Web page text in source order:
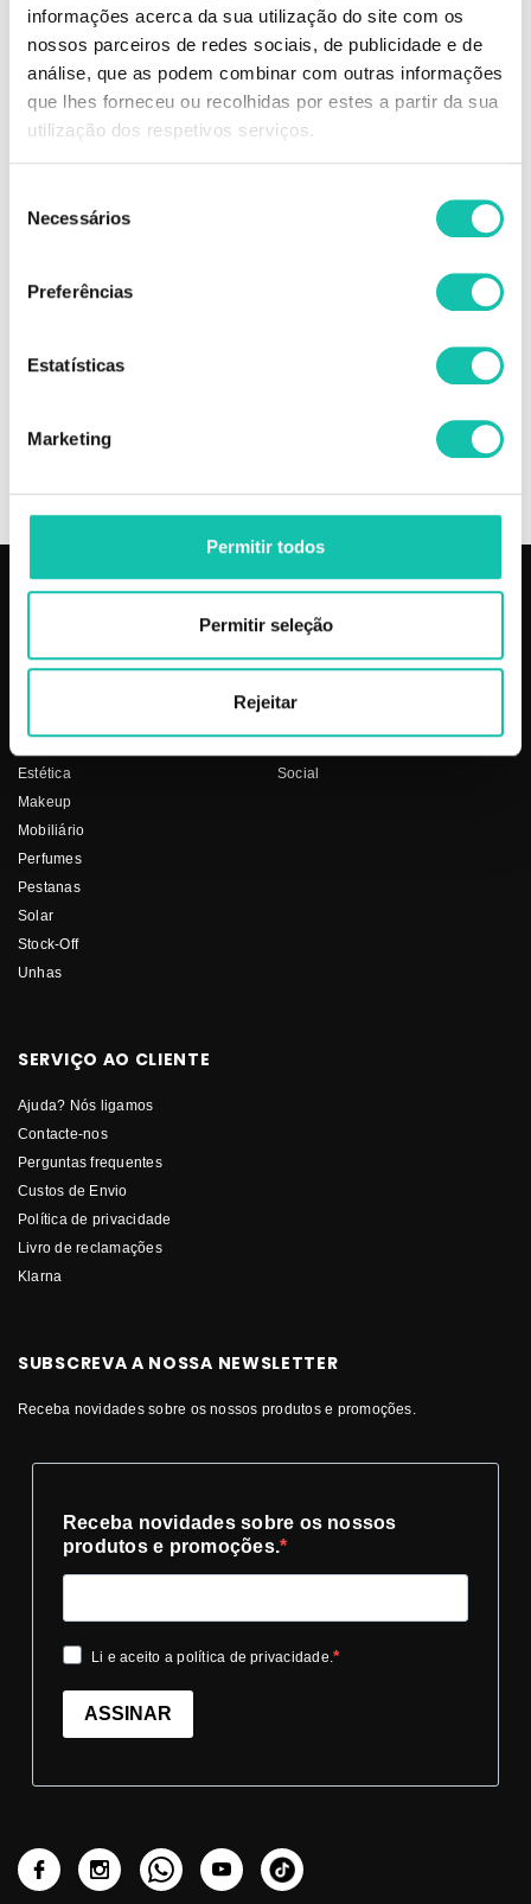
informações acerca da sua utilização do site com os
nossos parceiros de redes sociais, de publicidade e de
análise, que as podem combinar com outras informações
que lhes forneceu ou recolhidas por estes a partir da sua
utilização dos respetivos serviços.
Necessários
Preferências
Estatísticas
Marketing
Permitir todos
Permitir seleção
Rejeitar
Esta laca de alta fixação permite criar qualquer tipo de finalização e
modelar o volume desejado à medida, de forma simples e rápida e com
uma fixação duradoura. A sua fórmula ultra leve confere um subtil
acabamento acetinado e possui uma secagem rápida e ótima
capacidade de maleabilidade.
Elimina-se facilmente do cabelo sem deixar quaisquer resíduos
Comprar Lacas Performance WELLA MELHOR PREÇO | Comprar WELLA
Lacas Performance MELHOR PREÇO | Lacas WELLA Performance
Aparelhos
Estética
Makeup
Mobiliário
Perfumes
Pestanas
Solar
Stock-Off
Unhas
COSMÉTICA CLICK
Sobre nós
Social
SERVIÇO AO CLIENTE
Ajuda? Nós ligamos
Contacte-nos
Perguntas frequentes
Custos de Envio
Política de privacidade
Livro de reclamações
Klarna
SUBSCREVA A NOSSA NEWSLETTER
Receba novidades sobre os nossos produtos e promoções.
Receba novidades sobre os nossos
produtos e promoções.
Li e aceito a política de privacidade.
ASSINAR